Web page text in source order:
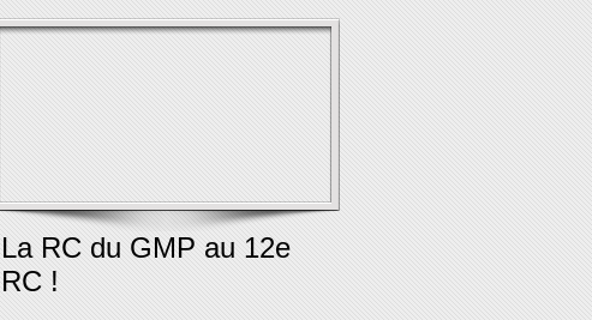
La RC du GMP au 12e
RC !